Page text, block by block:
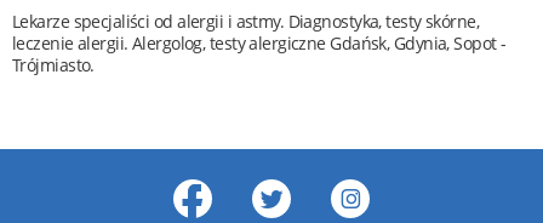
Lekarze specjaliści od alergii i astmy. Diagnostyka, testy skórne,
leczenie alergii. Alergolog, testy alergiczne Gdańsk, Gdynia, Sopot -
Trójmiasto.